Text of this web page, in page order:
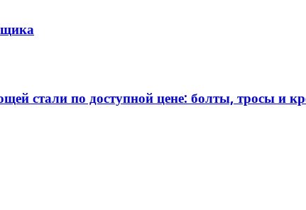
стали по доступной цене: болты, тросы и